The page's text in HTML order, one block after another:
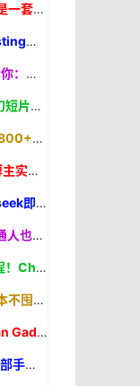
规体系课程
出单盈利
长规律
业级制作技能
派单资源
商业价值
全套实操教程
+聪明软件
AI影视创作
实操复盘
建赚钱系统
包教包会